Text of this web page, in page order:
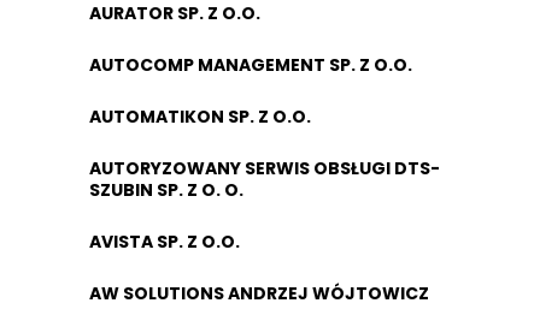
AURATOR SP. Z O.O.
AUTOCOMP MANAGEMENT SP. Z O.O.
AUTOMATIKON SP. Z O.O.
AUTORYZOWANY SERWIS OBSŁUGI DTS-
SZUBIN SP. Z O. O.
AVISTA SP. Z O.O.
AW SOLUTIONS ANDRZEJ WÓJTOWICZ